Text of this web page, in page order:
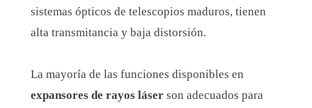
sistemas ópticos de telescopios maduros, tienen
alta transmitancia y baja distorsión.
La mayoría de las funciones disponibles en
expansores de rayos láser son adecuados para